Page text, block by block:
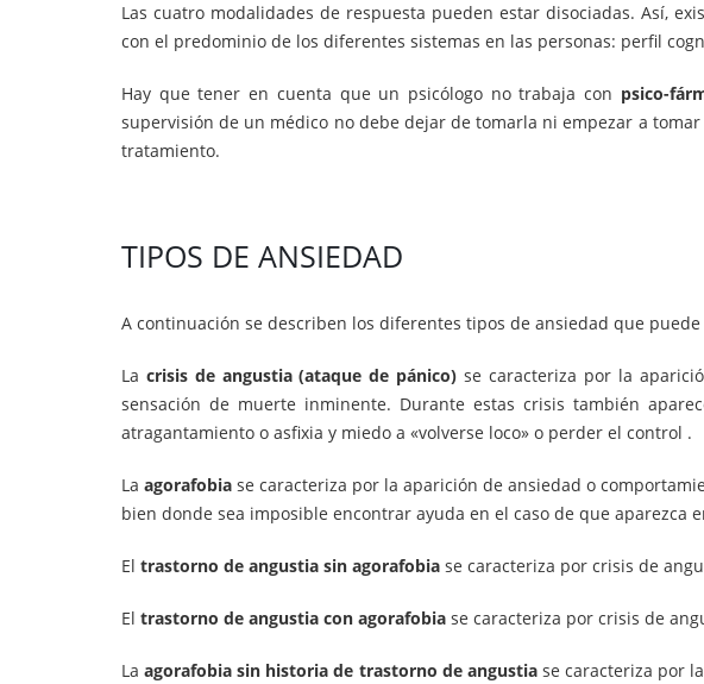
Las cuatro modalidades de respuesta pueden estar disociadas. Así,
con el predominio de los diferentes sistemas en las personas: perfil
Hay que tener en cuenta que un psicólogo no trabaja con psico-
supervisión de un médico no debe dejar de tomarla ni empezar a
tratamiento.
TIPOS DE ANSIEDAD
A continuación se describen los diferentes tipos de ansiedad que
La crisis de angustia (ataque de pánico) se caracteriza por la
sensación de muerte inminente. Durante estas crisis también
atragantamiento o asfixia y miedo a «volverse loco» o perder el control .
Laagorafobia se caracteriza por la aparición de ansiedad o
bien donde sea imposible encontrar ayuda en el caso de que aparezca
El trastorno de angustia sin agorafobia se caracteriza por crisis de
El trastorno de angustia con agorafobia se caracteriza por crisis de
Laagorafobia sin historia de trastorno de angustiase caracteriza por